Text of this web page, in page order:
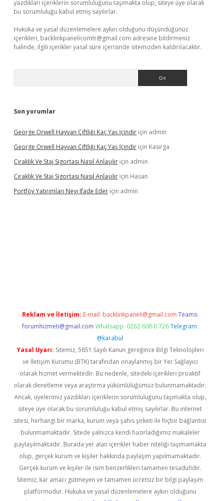
yazdıkları içeriklerin sorumluluğunu taşımakta olup, siteye üye olarak
bu sorumluluğu kabul etmiş sayılırlar.
Hukuka ve yasal düzenlemelere aykırı olduğunu düşündüğünüz
içerikleri, backlinkpanelicomtr@gmail.com adresine bildirmeniz
halinde, ilgili içerikler yasal süre içerisinde sitemizden kaldırılacaktır.
Son yorumlar
George Orwell Hayvan Çiftliği Kaç Yaş Içindir için admin
George Orwell Hayvan Çiftliği Kaç Yaş Içindir için Kasırga
Çıraklık Ve Staj Sigortası Nasıl Anlaşılır için admin
Çıraklık Ve Staj Sigortası Nasıl Anlaşılır için Hasan
Portföy Yatırımları Neyi Ifade Eder için admin
Reklam ve İletişim: E-mail: backlinkpaneli@gmail.com Teams:
forumhizmeti@gmail.com Whatsapp: 0262 606 0 726 Telegram:
@karabul
Yasal Uyarı: Sitemiz, 5651 Sayılı Kanun gereğince Bilgi Teknolojileri
ve İletişim Kurumu (BTK) tarafından onaylanmış bir Yer Sağlayıcı
olarak hizmet vermektedir. Bu nedenle, sitedeki içerikleri proaktif
olarak denetleme veya araştırma yükümlülüğümüz bulunmamaktadır.
Ancak, üyelerimiz yazdıkları içeriklerin sorumluluğunu taşımakta olup,
siteye üye olarak bu sorumluluğu kabul etmiş sayılırlar. Bu internet
sitesi, herhangi bir marka, kurum veya şahıs şirketi ile hiçbir bağlantısı
bulunmamaktadır. Sitede yalnızca kendi hazırladığımız makaleler
paylaşılmaktadır. Burada yer alan içerikler haber niteliği taşımamakta
olup, gerçek kurum ve kişiler hakkında paylaşım yapılmamaktadır.
Gerçek kurum ve kişiler ile isim benzerlikleri tamamen tesadüfidir.
Sitemiz, kar amacı gütmeyen ve tamamen ücretsiz bir bilgi paylaşım
platformudur. Hukuka ve yasal düzenlemelere aykırı olduğunu